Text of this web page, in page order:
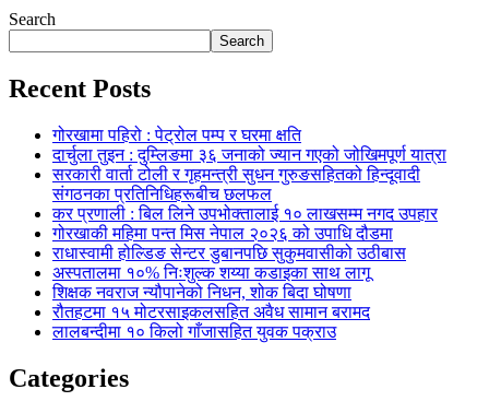
Search
Search
Recent Posts
गोरखामा पहिरो : पेट्रोल पम्प र घरमा क्षति
दार्चुला तुइन : दुम्लिङमा ३६ जनाको ज्यान गएको जोखिमपूर्ण यात्रा
सरकारी वार्ता टोली र गृहमन्त्री सुधन गुरुङसहितको हिन्दूवादी
संगठनका प्रतिनिधिहरूबीच छलफल
कर प्रणाली : बिल लिने उपभोक्तालाई १० लाखसम्म नगद उपहार
गोरखाकी महिमा पन्त मिस नेपाल २०२६ को उपाधि दौडमा
राधास्वामी होल्डिङ सेन्टर डुबानपछि सुकुमवासीको उठीबास
अस्पतालमा १०% निःशुल्क शय्या कडाइका साथ लागू
शिक्षक नवराज न्यौपानेको निधन, शोक बिदा घोषणा
रौतहटमा १५ मोटरसाइकलसहित अवैध सामान बरामद
लालबन्दीमा १० किलो गाँजासहित युवक पक्राउ
Categories